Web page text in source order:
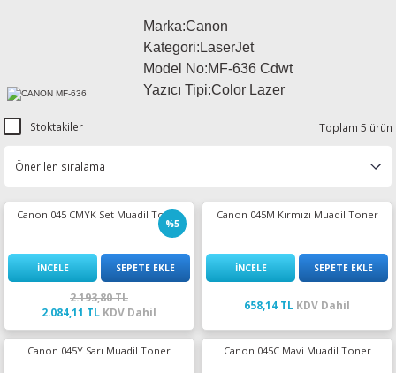
Marka:Canon
Kategori:LaserJet
Model No:MF-636 Cdwt
Yazıcı Tipi:Color Lazer
Stoktakiler Toplam 5 ürün
%5
Canon 045 CMYK Set Muadil Toner
İNCELE SEPETE EKLE
2.193,80 TL
2.084,11 TL KDV Dahil
Canon 045M Kırmızı Muadil Toner
İNCELE SEPETE EKLE
658,14 TL KDV Dahil
Canon 045Y Sarı Muadil Toner Canon 045C Mavi Muadil Toner